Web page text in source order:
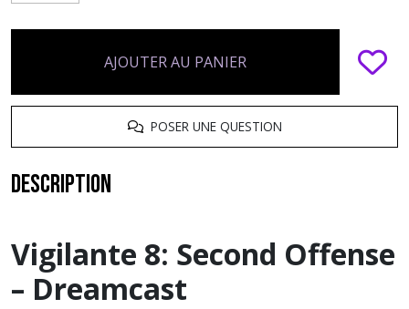
AJOUTER AU PANIER
POSER UNE QUESTION
Description
Vigilante 8: Second Offense
– Dreamcast